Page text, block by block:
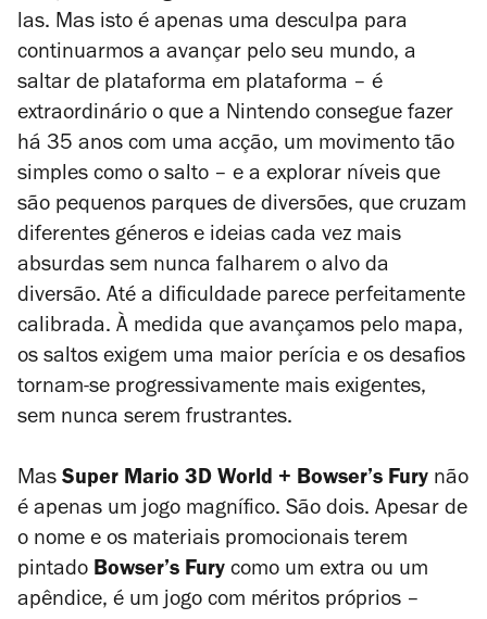
las. Mas isto é apenas uma desculpa para
continuarmos a avançar pelo seu mundo, a
saltar de plataforma em plataforma – é
extraordinário o que a Nintendo consegue fazer
há 35 anos com uma acção, um movimento tão
simples como o salto – e a explorar níveis que
são pequenos parques de diversões, que cruzam
diferentes géneros e ideias cada vez mais
absurdas sem nunca falharem o alvo da
diversão. Até a dificuldade parece perfeitamente
calibrada. À medida que avançamos pelo mapa,
os saltos exigem uma maior perícia e os desafios
tornam-se progressivamente mais exigentes,
sem nunca serem frustrantes.
Mas Super Mario 3D World + Bowser’s Fury não
é apenas um jogo magnífico. São dois. Apesar de
o nome e os materiais promocionais terem
pintado Bowser’s Fury como um extra ou um
apêndice, é um jogo com méritos próprios –